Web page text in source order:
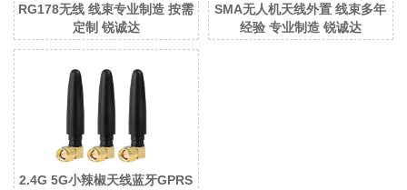
RG178无线 线束专业制造 按需
定制 锐诚达
SMA无人机天线外置 线束多年
经验 专业制造 锐诚达
2.4G 5G小辣椒天线蓝牙GPRS